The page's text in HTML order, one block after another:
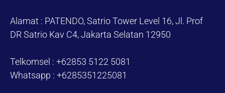
Alamat : PATENDO, Satrio Tower Level 16, Jl. Prof
DR Satrio Kav C4, Jakarta Selatan 12950
Telkomsel : +62853 5122 5081
Whatsapp : +6285351225081